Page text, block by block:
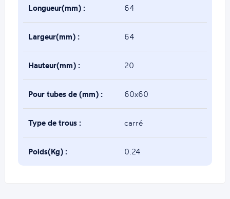
de(mm) :
Longueur(mm) : 64
Largeur(mm) : 64
Hauteur(mm) : 20
Pour tubes de (mm) : 60x60
Type de trous : carré
Poids(Kg) : 0.24